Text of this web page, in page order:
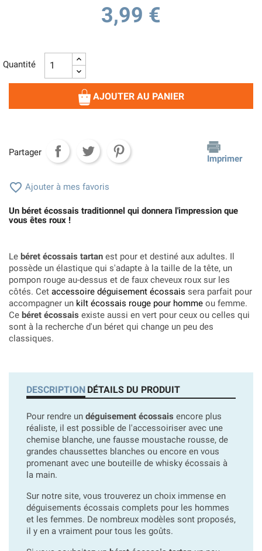
3,99 €
Quantité
AJOUTER AU PANIER
Partager
Imprimer
 Ajouter à mes favoris
Un béret écossais traditionnel qui donnera l'impression que
vous êtes roux !
Le béret écossais tartan est pour et destiné aux adultes. Il
possède un élastique qui s'adapte à la taille de la tête, un
pompon rouge au-dessus et de faux cheveux roux sur les
côtés. Cet accessoire déguisement écossais sera parfait pour
accompagner un kilt écossais rouge pour homme ou femme.
Ce béret écossais existe aussi en vert pour ceux ou celles qui
sont à la recherche d'un béret qui change un peu des
classiques.
DESCRIPTION DÉTAILS DU PRODUIT
Pour rendre un déguisement écossais encore plus
réaliste, il est possible de l'accessoiriser avec une
chemise blanche, une fausse moustache rousse, de
grandes chaussettes blanches ou encore en vous
promenant avec une bouteille de whisky écossais à
la main.
Sur notre site, vous trouverez un choix immense en
déguisements écossais complets pour les hommes
et les femmes. De nombreux modèles sont proposés,
il y en a vraiment pour tous les goûts.